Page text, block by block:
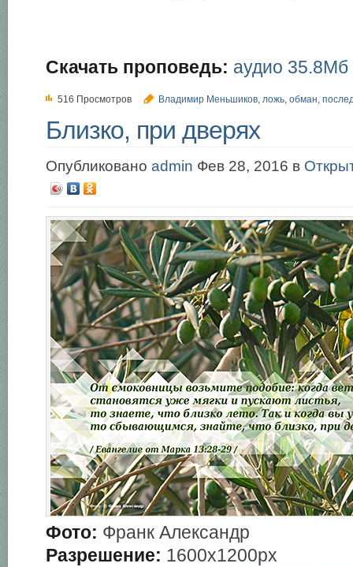
Скачать проповедь: аудио 35.8Мб
516 Просмотров Владимир Меньшиков, ложь, обман,
Близко, при дверях
Опубликовано admin Фев 28, 2016 в
Фото: Франк Александр
Разрешение: 1600х1200px